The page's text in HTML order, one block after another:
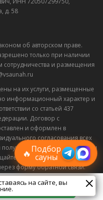
д. 58
об авторском праве.
только при наличии
сотрудничества и размещения
на их услуги, размещенные
информационный характер и
со статьей 437
Договор с
и оформлен в
согласования всех
получения точной информации
по контактным
форму обратной связи.
раздела могут
🔥Подбор
сауны
в Telegram или MAX —
пришлём свежие скидки
на сайте, вы